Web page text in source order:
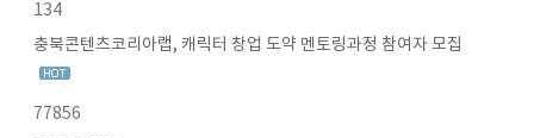
134
충북콘텐츠코리아랩, 캐릭터 창업 도약 멘토링과정 참여자 모집
77856